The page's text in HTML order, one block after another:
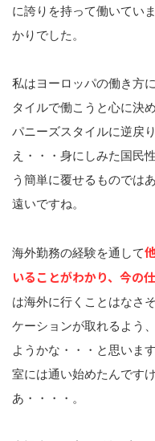
に誇りを持って働いてい
かりでした。
私はヨーロッパの働き方
タイルで働こうと心に決
パニーズスタイルに逆戻
え・・・身にしみた国民
う簡単に覆せるものでは
遠いですね。
海外勤務の経験を通して
いることがわかり、今の
は海外に行くことはなさ
ケーションが取れるよう
ようかな・・・と思いま
室には通い始めたんです
あ・・・・。